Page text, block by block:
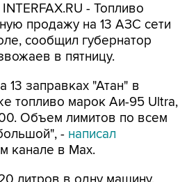
- Топливо
продажу на 13 АЗС сети
сообщил губернатор
в пятницу.
13 заправках "Атан" в
топливо марок Аи-95 Ultra,
Объем лимитов по всем
- написал
канале в Max.